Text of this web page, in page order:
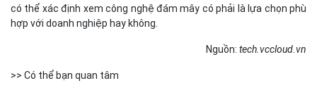
có thể xác định xem công nghệ đám mây có phải là lựa chọn phù
hợp với doanh nghiệp hay không.
Nguồn: tech.vccloud.vn
>> Có thể bạn quan tâm